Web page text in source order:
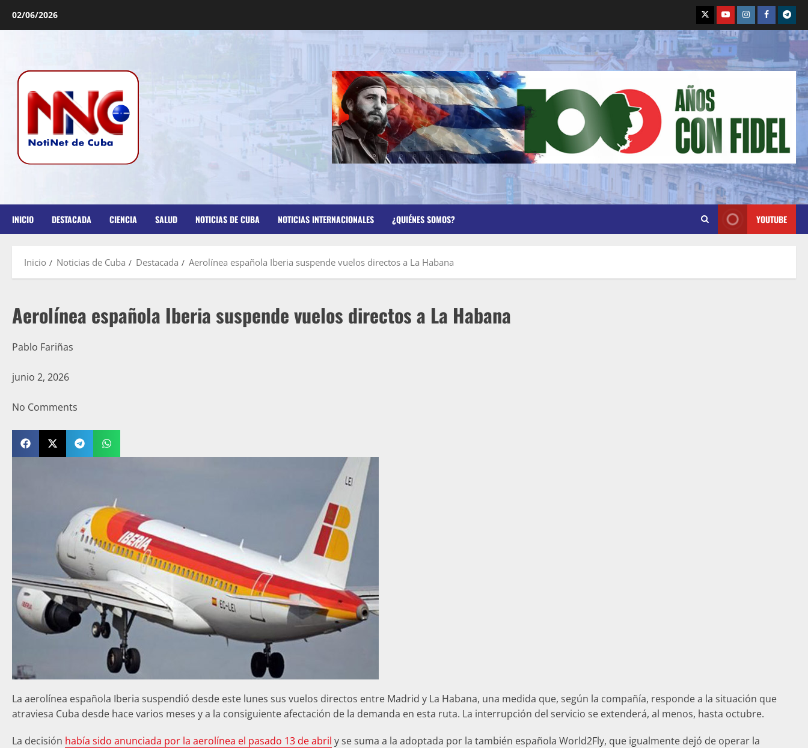
02/06/2026
INICIO DESTACADA CIENCIA SALUD NOTICIAS DE CUBA NOTICIAS INTERNACIONALES ¿QUIÉNES SOMOS? YOUTUBE
Inicio Noticias de Cuba Destacada Aerolínea española Iberia suspende vuelos directos a La Habana
Aerolínea española Iberia suspende vuelos directos a La Habana
Pablo Fariñas
junio 2, 2026
No Comments
La aerolínea española Iberia suspendió desde este lunes sus vuelos directos entre Madrid y La Habana, una medida que, según la compañía, responde a la situación que
atraviesa Cuba desde hace varios meses y a la consiguiente afectación de la demanda en esta ruta. La interrupción del servicio se extenderá, al menos, hasta octubre.
La decisión había sido anunciada por la aerolínea el pasado 13 de abril y se suma a la adoptada por la también española World2Fly, que igualmente dejó de operar la